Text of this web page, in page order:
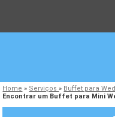
Home » Serviços» Buffet para
Encontrar um Buffet para Mini